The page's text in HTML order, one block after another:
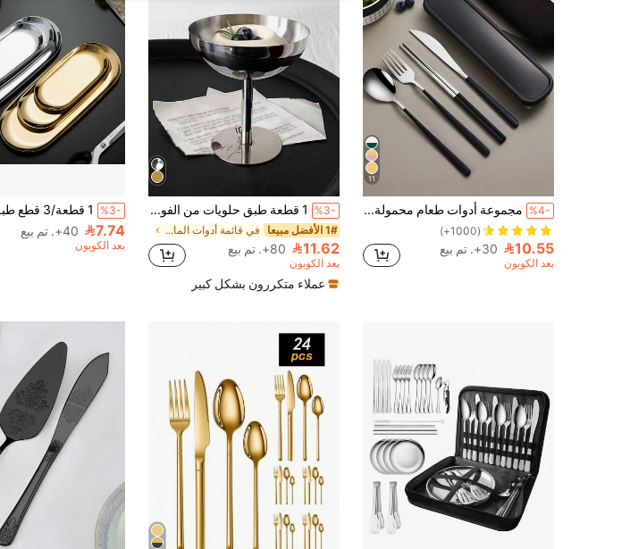
11
%4- مجموعة أدوات طعام محمولة من الفولاذ المقاوم للصدأ 2/3/4 قطع، أدوات طعام قابلة لإعادة الاستخدام للتخييم، تشمل شوكة وملعقة وعيدان وعلبة، مناسبة للطعام الغربي والمطبخ وصندوق الغداء والمكتب والنزهات والطعام اليومي والعيد المجيد، يمكن استخدام مختلف التشكيلات كهدايا عيد الميلاد
(1000+)
10.55 30+. تم بيع
بعد الكوبون
%3- 1 قطعة طبق حلويات من الفولاذ المقاوم للصدأ، كوب آيس كريم، كأس، وعاء حلويات من الفولاذ المقاوم للصدأ، وعاء سلطة الفاكهة، وعاء سلطة الفاكهة والبودينج، طبق حامل شمعة لطيف، مناسب ليوم الوطني السعودي/حفلة/مهرجان/احتفال/تجمع عائلي
1# الأفضل مبيعا في قائمة أدوات المائدة الصيفية الرائعة السلطانيات
11.62 80+. تم بيع
بعد الكوبون
عملاء متكررون بشكل كبير
%3-
7.74 40+. تم بيع
بعد الكوبون